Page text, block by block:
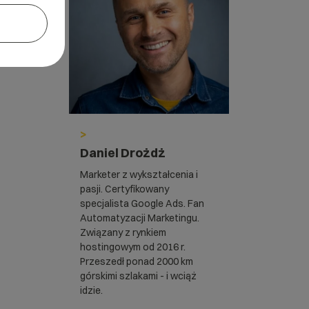
>
Daniel Drożdż
Marketer z wykształcenia i
pasji. Certyfikowany
specjalista Google Ads. Fan
Automatyzacji Marketingu.
Związany z rynkiem
hostingowym od 2016 r.
Przeszedł ponad 2000 km
górskimi szlakami - i wciąż
idzie.